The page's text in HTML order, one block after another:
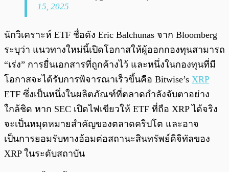
15, 2025
นักวิเคราะห์ ETF ชื่อดัง Eric Balchunas จาก Bloomberg
ระบุว่า แนวทางใหม่นี้เปิดโอกาสให้ผู้ออกกองทุนสามารถ
“เร่ง” การยื่นเอกสารที่ถูกค้างไว้ และหนึ่งในกองทุนที่มี
โอกาสจะได้รับการพิจารณาเร็วขึ้นคือ Bitwise’s XRP
ETF ซึ่งเป็นหนึ่งในผลิตภัณฑ์ที่ตลาดกำลังจับตาอย่าง
ใกล้ชิด หาก SEC เปิดไฟเขียวให้ ETF ที่ถือ XRP ได้จริง
จะเป็นหมุดหมายสำคัญของตลาดคริปโต และอาจ
เป็นการยอมรับทางอ้อมต่อสถานะสินทรัพย์ดิจิทัลของ
XRP ในระดับสถาบัน